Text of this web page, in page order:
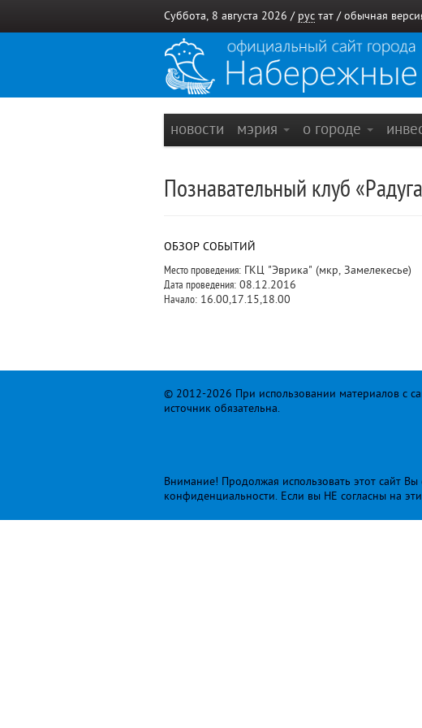
Суббота, 8 августа 2026 / рус тат / обычная
новости мэрия о городе
Познавательный клуб
ОБЗОР СОБЫТИЙ
Место проведения: ГКЦ "Эврика" (мкр, Замелекесье)
Дата проведения: 08.12.2016
Начало: 16.00,17.15,18.00
© 2012-2026 При использовании материалов с
источник обязательна.
Внимание! Продолжая использовать этот сайт
конфиденциальности. Если вы НЕ согласны на